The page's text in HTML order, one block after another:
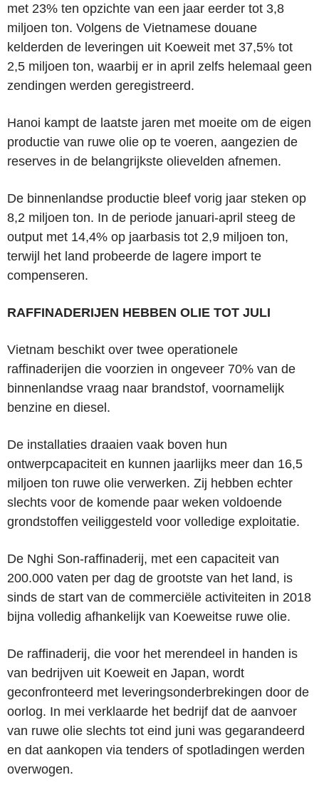
met 23% ten opzichte van een jaar eerder tot 3,8
miljoen ton. Volgens de Vietnamese douane
kelderden de leveringen uit Koeweit met 37,5% tot
2,5 miljoen ton, waarbij er in april zelfs helemaal geen
zendingen werden geregistreerd.
Hanoi kampt de laatste jaren met moeite om de eigen
productie van ruwe olie op te voeren, aangezien de
reserves in de belangrijkste olievelden afnemen.
De binnenlandse productie bleef vorig jaar steken op
8,2 miljoen ton. In de periode januari-april steeg de
output met 14,4% op jaarbasis tot 2,9 miljoen ton,
terwijl het land probeerde de lagere import te
compenseren.
RAFFINADERIJEN HEBBEN OLIE TOT JULI
Vietnam beschikt over twee operationele
raffinaderijen die voorzien in ongeveer 70% van de
binnenlandse vraag naar brandstof, voornamelijk
benzine en diesel.
De installaties draaien vaak boven hun
ontwerpcapaciteit en kunnen jaarlijks meer dan 16,5
miljoen ton ruwe olie verwerken. Zij hebben echter
slechts voor de komende paar weken voldoende
grondstoffen veiliggesteld voor volledige exploitatie.
De Nghi Son-raffinaderij, met een capaciteit van
200.000 vaten per dag de grootste van het land, is
sinds de start van de commerciële activiteiten in 2018
bijna volledig afhankelijk van Koeweitse ruwe olie.
De raffinaderij, die voor het merendeel in handen is
van bedrijven uit Koeweit en Japan, wordt
geconfronteerd met leveringsonderbrekingen door de
oorlog. In mei verklaarde het bedrijf dat de aanvoer
van ruwe olie slechts tot eind juni was gegarandeerd
en dat aankopen via tenders of spotladingen werden
overwogen.